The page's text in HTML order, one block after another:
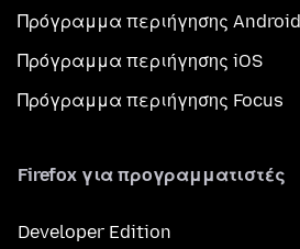
Πρόγραμμα περιήγησης Android
Πρόγραμμα περιήγησης iOS
Πρόγραμμα περιήγησης Focus
Firefox για προγραμματιστές
Developer Edition